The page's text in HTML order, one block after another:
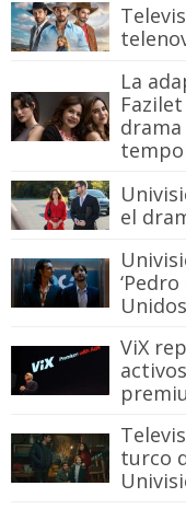
La
el
Unidos
ViX
turco